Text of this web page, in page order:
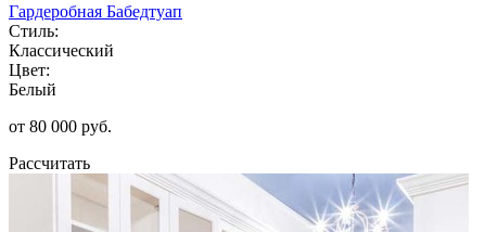
Гардеробная Бабедтуап
Стиль:
Классический
Цвет:
Белый
от 80 000 руб.
Рассчитать